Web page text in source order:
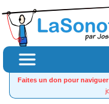
Faites un don pour